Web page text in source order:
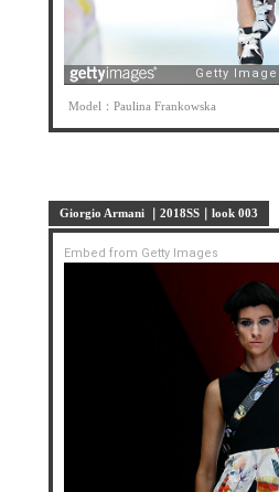
Model：Paulina Frankowska
Giorgio Armani ｜2018SS｜look 003
Embed from Getty Images